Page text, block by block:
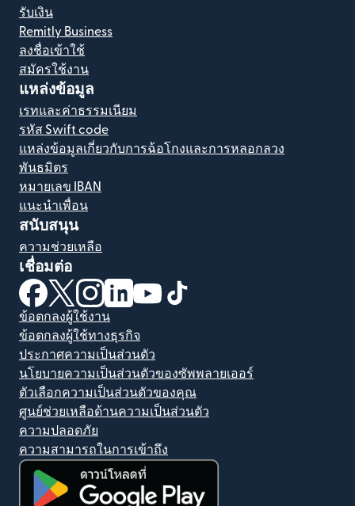
รับเงิน
Remitly Business
ลงชื่อเข้าใช้
สมัครใช้งาน
แหล่งข้อมูล
เรทและค่าธรรมเนียม
รหัส Swift code
แหล่งข้อมูลเกี่ยวกับการฉ้อโกงและการหลอกลวง
พันธมิตร
หมายเลข IBAN
แนะนำเพื่อน
สนับสนุน
ความช่วยเหลือ
เชื่อมต่อ
(เปิดในหน้าต่างใหม่)
(เปิดในหน้าต่างใหม่)
(เปิดในหน้าต่างใหม่)
(เปิดในหน้าต่างใหม่)
(เปิดในหน้าต่างใหม่)
ข้อตกลงผู้ใช้งาน
ข้อตกลงผู้ใช้ทางธุรกิจ
ประกาศความเป็นส่วนตัว
นโยบายความเป็นส่วนตัวของซัพพลายเออร์
ตัวเลือกความเป็นส่วนตัวของคุณ
ศูนย์ช่วยเหลือด้านความเป็นส่วนตัว
ความปลอดภัย
ความสามารถในการเข้าถึง